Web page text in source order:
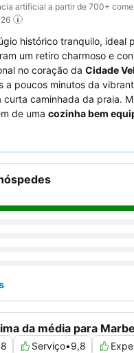
artificial a partir de 700+
histórico tranquilo, ideal
um retiro charmoso e
no coração da Cidade
a poucos minutos da
curta caminhada da praia.
de uma cozinha bem
privada
e prestabilidade
Para uma experiência
reservar um quarto com
da média para
Serviço•9,8